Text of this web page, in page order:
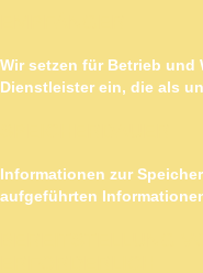
Wir setzen für Betrieb und
Dienstleister ein, die als
Informationen zur
aufgeführten